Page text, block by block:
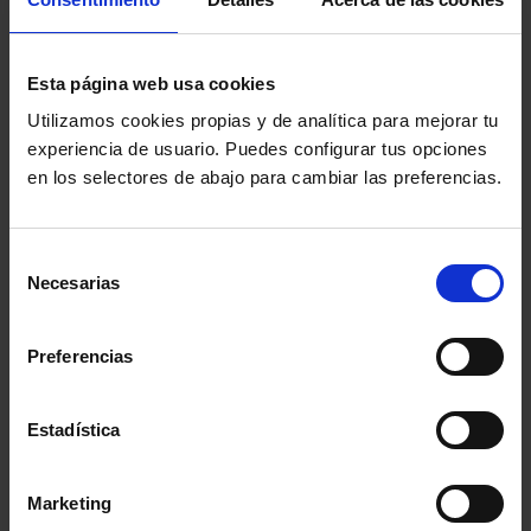
Esta página web usa cookies
Utilizamos cookies propias y de analítica para mejorar tu
experiencia de usuario. Puedes configurar tus opciones
en los selectores de abajo para cambiar las preferencias.
Necesarias
Preferencias
Estadística
Marketing
mientras se suceden las
defensores y testigos, la vida en el
patio continúa. Chaka no parece
muy preocupado por este deseo
derechos. (FILMAFFINITY)
Retrata el funcionamiento de los
mostrando la rutina de jueces,
abogados y procesados. La historia